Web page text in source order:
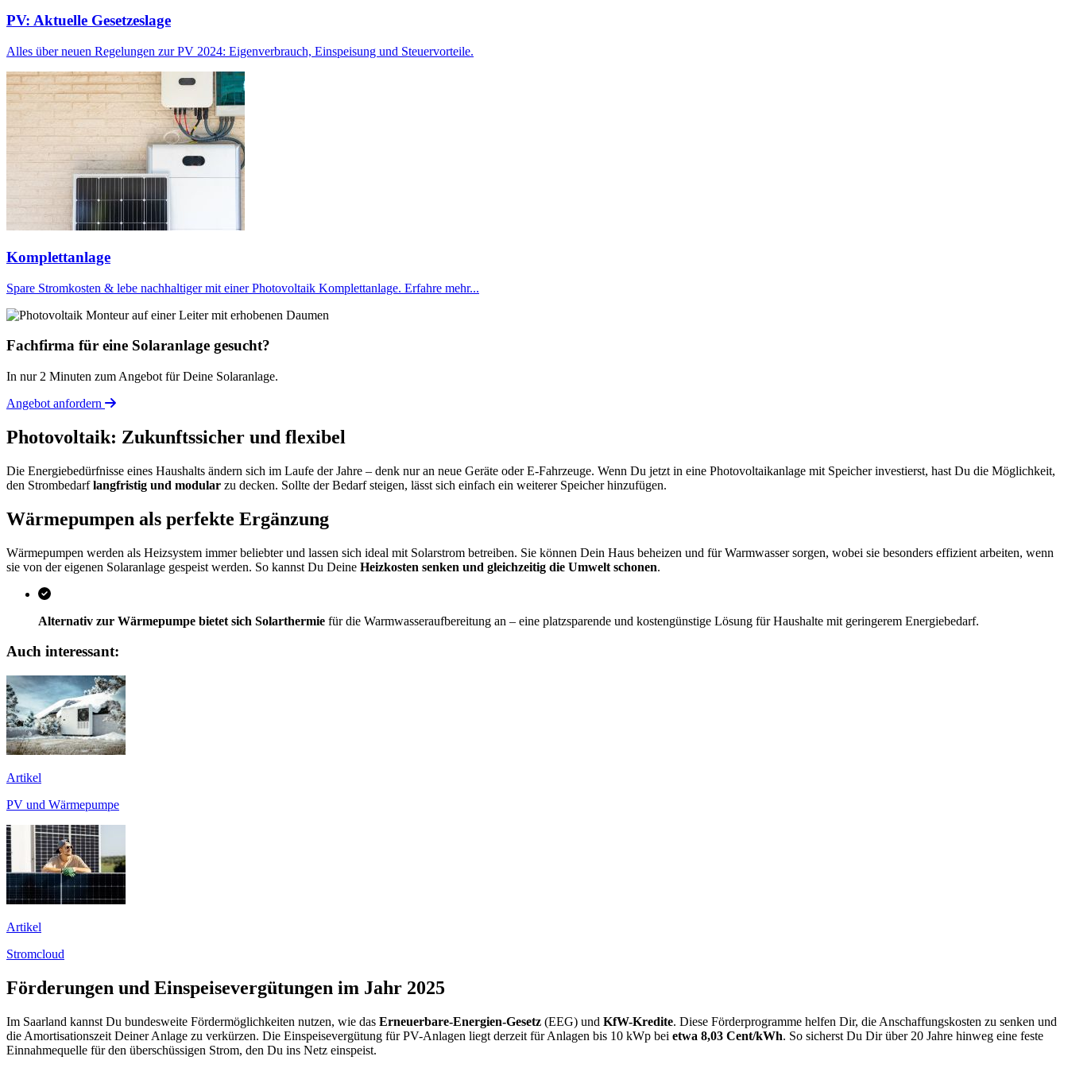
PV: Aktuelle Gesetzeslage
Alles über neuen Regelungen zur PV 2024: Eigenverbrauch, Einspeisung und Steuervorteile.
Komplettanlage
Spare Stromkosten & lebe nachhaltiger mit einer Photovoltaik Komplettanlage. Erfahre mehr...
Fachfirma für eine Solaranlage gesucht?
In nur 2 Minuten zum Angebot für Deine Solaranlage.
Angebot anfordern
Photovoltaik: Zukunftssicher und flexibel
Die Energiebedürfnisse eines Haushalts ändern sich im Laufe der Jahre – denk nur an neue Geräte oder E-Fahrzeuge. Wenn Du jetzt in eine Photovoltaikanlage mit Speicher investierst, hast Du die Möglichkeit,
den Strombedarflangfristig und modular zu decken. Sollte der Bedarf steigen, lässt sich einfach ein weiterer Speicher hinzufügen.
Wärmepumpen als perfekte Ergänzung
Wärmepumpen werden als Heizsystem immer beliebter und lassen sich ideal mit Solarstrom betreiben. Sie können Dein Haus beheizen und für Warmwasser sorgen, wobei sie besonders effizient arbeiten, wenn
sie von der eigenen Solaranlage gespeist werden. So kannst Du Deine Heizkosten senken und gleichzeitig die Umwelt schonen.
Alternativ zur Wärmepumpe bietet sich Solarthermie für die Warmwasseraufbereitung an – eine platzsparende und kostengünstige Lösung für Haushalte mit geringerem Energiebedarf.
Auch interessant:
Artikel
PV und Wärmepumpe
Artikel
Stromcloud
Förderungen und Einspeisevergütungen im Jahr 2025
Im Saarland kannst Du bundesweite Fördermöglichkeiten nutzen, wie das Erneuerbare-Energien-Gesetz (EEG) und KfW-Kredite. Diese Förderprogramme helfen Dir, die Anschaffungskosten zu senken und
die Amortisationszeit Deiner Anlage zu verkürzen. Die Einspeisevergütung für PV-Anlagen liegt derzeit für Anlagen bis 10 kWp bei etwa 8,03 Cent/kWh. So sicherst Du Dir über 20 Jahre hinweg eine feste
Einnahmequelle für den überschüssigen Strom, den Du ins Netz einspeist.